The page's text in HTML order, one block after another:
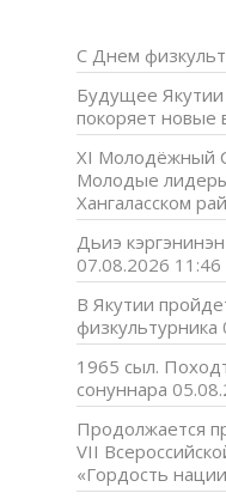
С Днем
Будущее
покоряет
XI Молодёжный
Молодые
Хангаласском
Дьиэ
07.08.2026 11:46
В Якутии
физкультурника
1965 сыл.
сонуннара
Продолжается
VII
«Гордость